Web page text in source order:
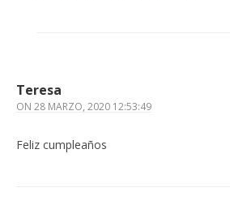
Teresa
ON 28 MARZO, 2020 12:53:49
Feliz cumpleaños